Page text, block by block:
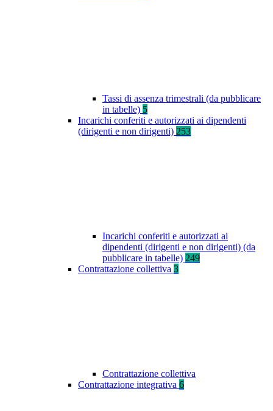
Tassi di assenza trimestrali (da pubblicare
in tabelle) 5
Incarichi conferiti e autorizzati ai dipendenti
(dirigenti e non dirigenti) 253
Incarichi conferiti e autorizzati ai
dipendenti (dirigenti e non dirigenti) (da
pubblicare in tabelle) 249
Contrattazione collettiva 3
Contrattazione collettiva
Contrattazione integrativa 6